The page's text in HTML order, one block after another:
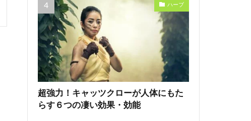
ハーブ
超強力！キャッツクローが人体にもた
らす６つの凄い効果・効能